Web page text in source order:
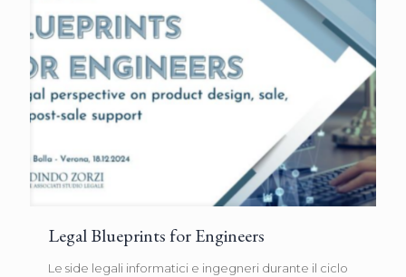
Legal Blueprints for Engineers
Le side legali informatici e ingegneri durante il ciclo